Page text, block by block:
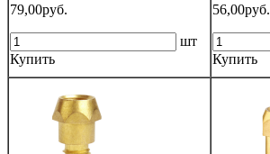
79,00руб.
шт
Купить
56,00руб.
Купить